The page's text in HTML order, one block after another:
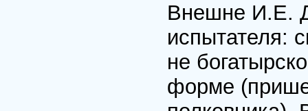
Внешне И.Е.
испытателя:
не
форме